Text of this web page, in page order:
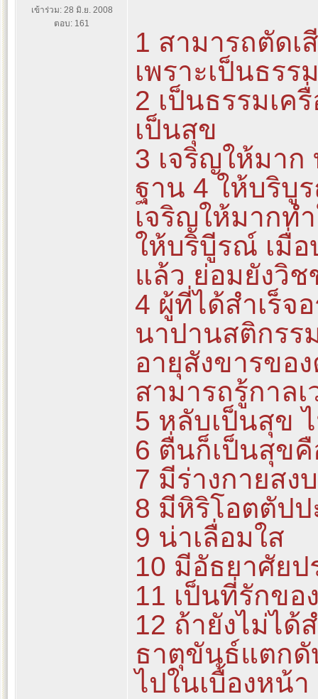
เข้าร่วม: 28 มิ.ย. 2008
ตอบ: 161
1 สามารถตัด
เพราะเป็นธร
2 เป็นธรรมเค
เป็นสุข
3 เจริญให้มา
ฐาน 4 ให้บริบู
เจริญให้มากท
ให้บริบูีรณ์ เมื่
แล้ว ย่อมยังวิ
4 ผู้ที่ได้สำเร็จ
นาปานสติกรร
อายุสังขารขอ
สามารถรู้กาล
5 หลับเป็นสุข
6 ตื่นก็เป็นสุข
7 มีร่างกายสง
8 มีหิริโอตตัปป
9 น่าเลื่อมใส
10 มีอัธยาศัย
11 เป็นที่รักขอ
12 ถ้ายังไม่ได้
ธาตุขันธ์แตกดั
ไปในเบื้องหน้า